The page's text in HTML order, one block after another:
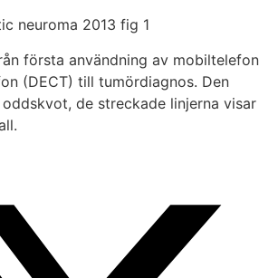
första användning av mobiltelefon
(DECT) till tumördiagnos. Den
de streckade linjerna visar